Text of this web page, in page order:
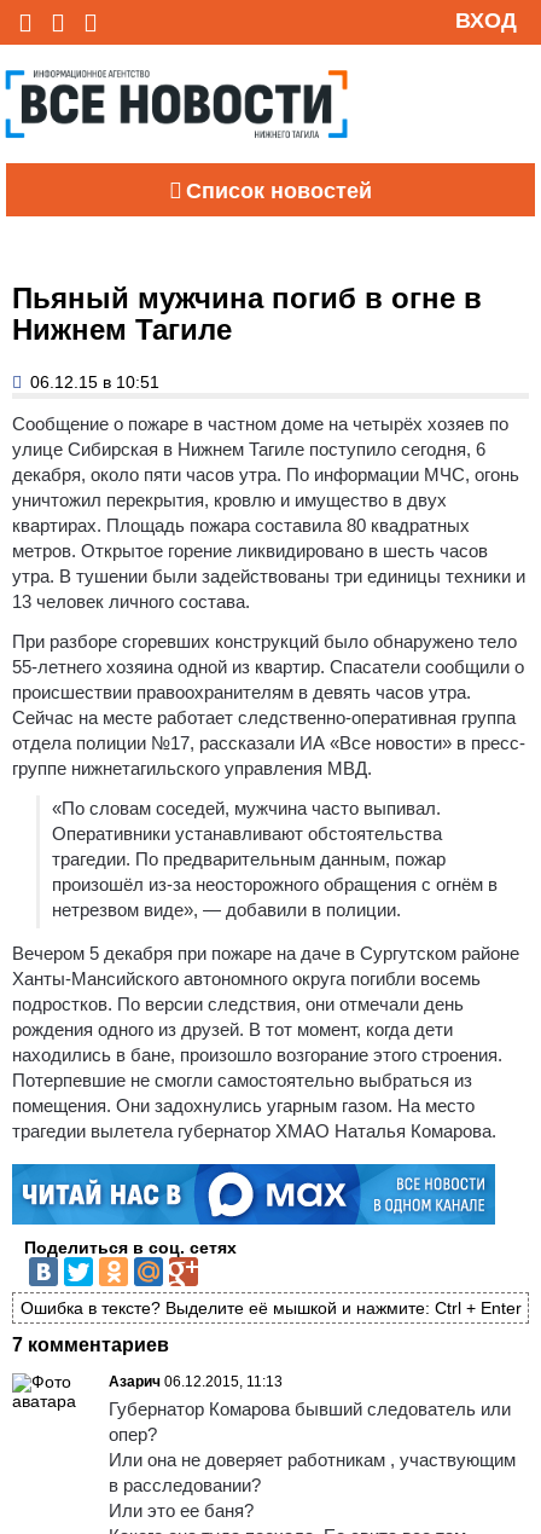
ВХОД
Список новостей
Пьяный мужчина погиб в огне в
Нижнем Тагиле
06.12.15 в 10:51
Сообщение о пожаре в частном доме на четырёх хозяев по
улице Сибирская в Нижнем Тагиле поступило сегодня, 6
декабря, около пяти часов утра. По информации МЧС, огонь
уничтожил перекрытия, кровлю и имущество в двух
квартирах. Площадь пожара составила 80 квадратных
метров. Открытое горение ликвидировано в шесть часов
утра. В тушении были задействованы три единицы техники и
13 человек личного состава.
При разборе сгоревших конструкций было обнаружено тело
55-летнего хозяина одной из квартир. Спасатели сообщили о
происшествии правоохранителям в девять часов утра.
Сейчас на месте работает следственно-оперативная группа
отдела полиции №17, рассказали ИА «Все новости» в пресс-
группе нижнетагильского управления МВД.
«По словам соседей, мужчина часто выпивал.
Оперативники устанавливают обстоятельства
трагедии. По предварительным данным, пожар
произошёл из-за неосторожного обращения с огнём в
нетрезвом виде», — добавили в полиции.
Вечером 5 декабря при пожаре на даче в Сургутском районе
Ханты-Мансийского автономного округа погибли восемь
подростков. По версии следствия, они отмечали день
рождения одного из друзей. В тот момент, когда дети
находились в бане, произошло возгорание этого строения.
Потерпевшие не смогли самостоятельно выбраться из
помещения. Они задохнулись угарным газом. На место
трагедии вылетела губернатор ХМАО Наталья Комарова.
Поделиться в соц. сетях
Ошибка в тексте? Выделите её мышкой и нажмите: Ctrl + Enter
7 комментариев
Азарич 06.12.2015, 11:13
Губернатор Комарова бывший следователь или
опер?
Или она не доверяет работникам , участвующим
в расследовании?
Или это ее баня?